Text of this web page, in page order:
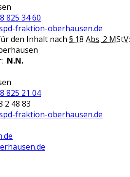
825 34 60
fraktion-oberhausen.de
den Inhalt nach § 18 Abs. 2 MStV:
N.N.
825 21 04
2 48 83
fraktion-oberhausen.de